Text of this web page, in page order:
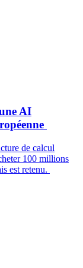
AI
de calcul
100 millions
est retenu.